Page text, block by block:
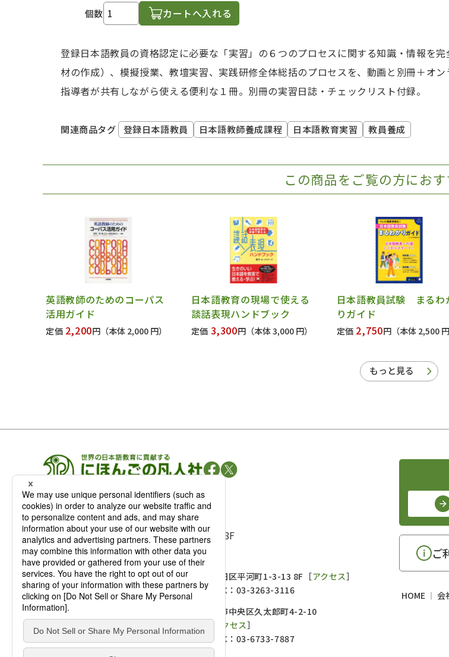
個数
カートへ入れる
登録日本語教員の資格認定に必要な「実習」の６つのプロセスに関する知識・情報を
材の作成）、模擬授業、教壇実習、実践研修全体総括のプロセスを、動画と別冊＋オ
指導者が共有しながら使える便利な１冊。別冊の実習日誌・チェックリスト付録。
関連商品タグ 登録日本語教員 日本語教師養成課程 日本語教育実習 教員養成
この商品をご覧の方にお
英語教師のためのコーパス
活用ガイド
定価 2,200円 （本体 2,000 円）
日本語教育の現場で使える
談話表現ハンドブック
定価 3,300円 （本体 3,000 円）
日本語教員試験 まるわ
りガイド
定価 2,750円 （本体 2,500 円
もっと見る
凡人社の出版情報
〒102-0093 東京都千代田区平河町 1-3-13 8F
TEL：03-3263-3959／FAX：03-3263-3116
麹町店
〒102-0093 東京都千代田区平河町1-3-13 8F［アクセス］
TEL：03-3239-8673／FAX：03-3263-3116
大阪店
〒541-0056 大阪府大阪市中央区久太郎町4-2-10
アクセス］
TEL：06-4256-2684／FAX：03-6733-7887
ご
HOME 会